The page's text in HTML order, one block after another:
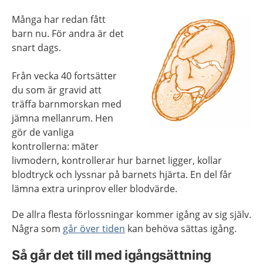
Många har redan fått
barn nu. För andra är det
snart dags.
Från vecka 40 fortsätter
du som är gravid att
träffa barnmorskan med
jämna mellanrum. Hen
gör de vanliga
kontrollerna: mäter
livmodern, kontrollerar hur barnet ligger, kollar
blodtryck och lyssnar på barnets hjärta. En del får
lämna extra urinprov eller blodvärde.
De allra flesta förlossningar kommer igång av sig själv.
Några som går över tiden kan behöva sättas igång.
Så går det till med igångsättning